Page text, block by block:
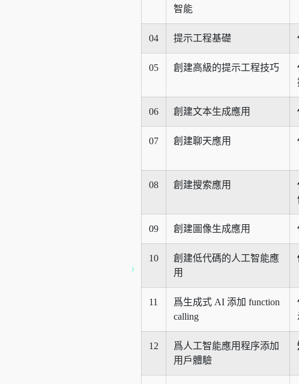
智能
04 提示工程基礎
05 創建高級的提示工程技巧
06 創建文本生成應用
07 創建聊天應用
08 創建搜索應用
09 創建圖像生成應用
10
創建低代碼的人工智能應
用
11
爲生成式 AI 添加 function
calling
12
爲人工智能應用程序添加
用戶體驗